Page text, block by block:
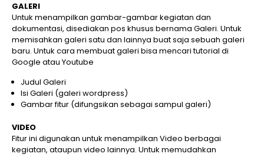
GALERI
Untuk menampilkan gambar-gambar kegiatan dan
dokumentasi, disediakan pos khusus bernama Galeri. Untuk
memisahkan galeri satu dan lainnya buat saja sebuah galeri
baru. Untuk cara membuat galeri bisa mencari tutorial di
Google atau Youtube
Judul Galeri
Isi Galeri (galeri wordpress)
Gambar fitur (difungsikan sebagai sampul galeri)
VIDEO
Fitur ini digunakan untuk menampilkan Video berbagai
kegiatan, ataupun video lainnya. Untuk memudahkan